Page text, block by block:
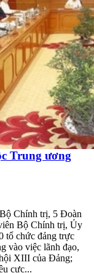
Trung ương
Chính trị, 5 Đoàn
Bộ Chính trị, Ủy
tổ chức đảng trực
vào việc lãnh đạo,
XIII của Đảng;
cực...